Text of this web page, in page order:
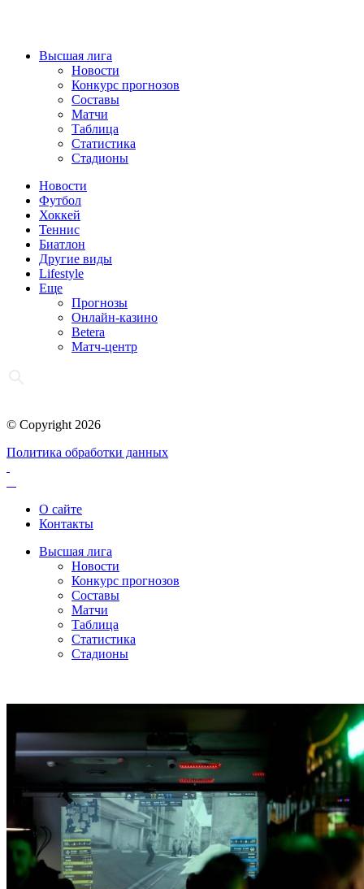
Высшая лига
Новости
Конкурс прогнозов
Составы
Матчи
Таблица
Статистика
Стадионы
Новости
Футбол
Хоккей
Теннис
Биатлон
Другие виды
Lifestyle
Еще
Прогнозы
Онлайн-казино
Betera
Матч-центр
© Copyright 2026
Политика обработки данных
О сайте
Контакты
Высшая лига
Новости
Конкурс прогнозов
Составы
Матчи
Таблица
Статистика
Стадионы